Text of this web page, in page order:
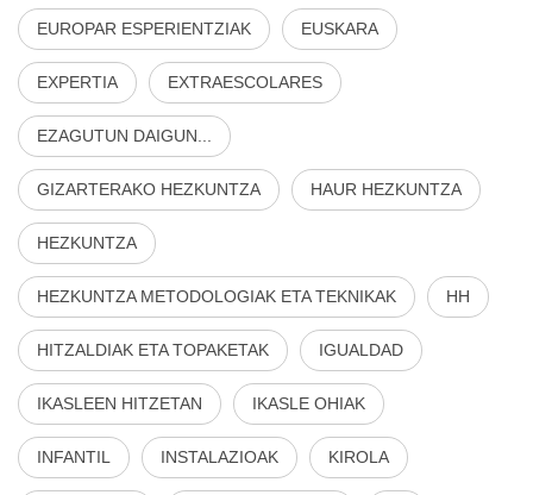
EUROPAR ESPERIENTZIAK EUSKARA
EXPERTIA EXTRAESCOLARES
EZAGUTUN DAIGUN...
GIZARTERAKO HEZKUNTZA HAUR HEZKUNTZA
HEZKUNTZA
HEZKUNTZA METODOLOGIAK ETA TEKNIKAK HH
HITZALDIAK ETA TOPAKETAK IGUALDAD
IKASLEEN HITZETAN IKASLE OHIAK
INFANTIL INSTALAZIOAK KIROLA